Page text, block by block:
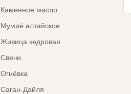
Каменное масло
Мумиё алтайское
Живица кедровая
Свечи
Огнёвка
Саган-Дайля